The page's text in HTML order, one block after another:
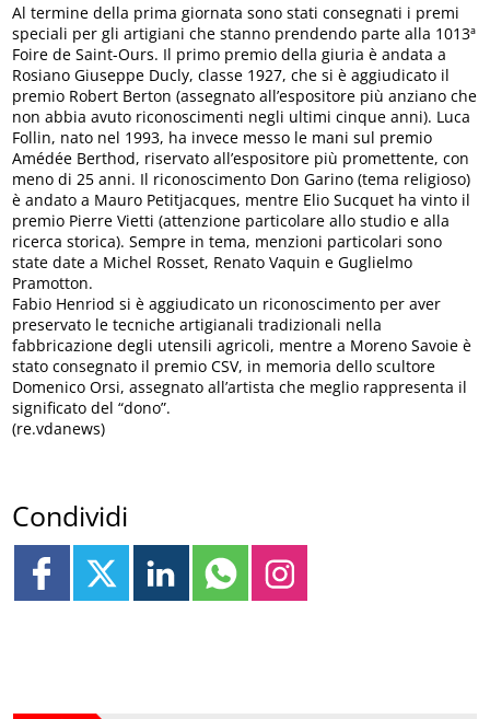
Al termine della prima giornata sono stati consegnati i premi
speciali per gli artigiani che stanno prendendo parte alla 1013ª
Foire de Saint-Ours. Il primo premio della giuria è andata a
Rosiano Giuseppe Ducly, classe 1927, che si è aggiudicato il
premio Robert Berton (assegnato all’espositore più anziano che
non abbia avuto riconoscimenti negli ultimi cinque anni). Luca
Follin, nato nel 1993, ha invece messo le mani sul premio
Amédée Berthod, riservato all’espositore più promettente, con
meno di 25 anni. Il riconoscimento Don Garino (tema religioso)
è andato a Mauro Petitjacques, mentre Elio Sucquet ha vinto il
premio Pierre Vietti (attenzione particolare allo studio e alla
ricerca storica). Sempre in tema, menzioni particolari sono
state date a Michel Rosset, Renato Vaquin e Guglielmo
Pramotton.
Fabio Henriod si è aggiudicato un riconoscimento per aver
preservato le tecniche artigianali tradizionali nella
fabbricazione degli utensili agricoli, mentre a Moreno Savoie è
stato consegnato il premio CSV, in memoria dello scultore
Domenico Orsi, assegnato all’artista che meglio rappresenta il
significato del “dono”.
(re.vdanews)
Condividi